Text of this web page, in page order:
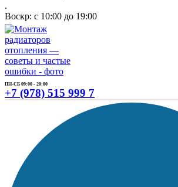
.
Воскр: с 10:00 до 19:00
ПН-СБ 09:00 - 20:00
+7 (978) 515 999 7